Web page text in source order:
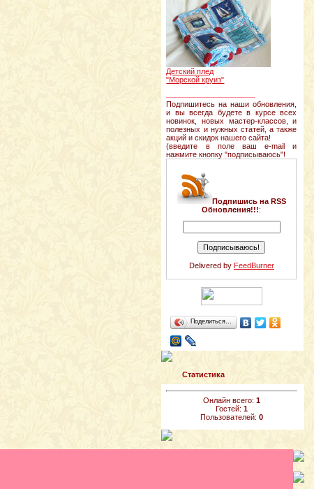
Детский плед
"Морской круиз"
Подпишитесь на наши обновления,
и вы всегда будете в курсе всех
новинок, новых мастер-классов, и
полезных и нужных статей, а также
акций и скидок нашего сайта!
(введите в поле ваш e-mail и
нажмите кнопку "подписываюсь"!
Подпишись на RSS
Обновления!!!:
Delivered by FeedBurner
Поделиться…
Статистика
Онлайн всего:1
Гостей:1
Пользователей:0